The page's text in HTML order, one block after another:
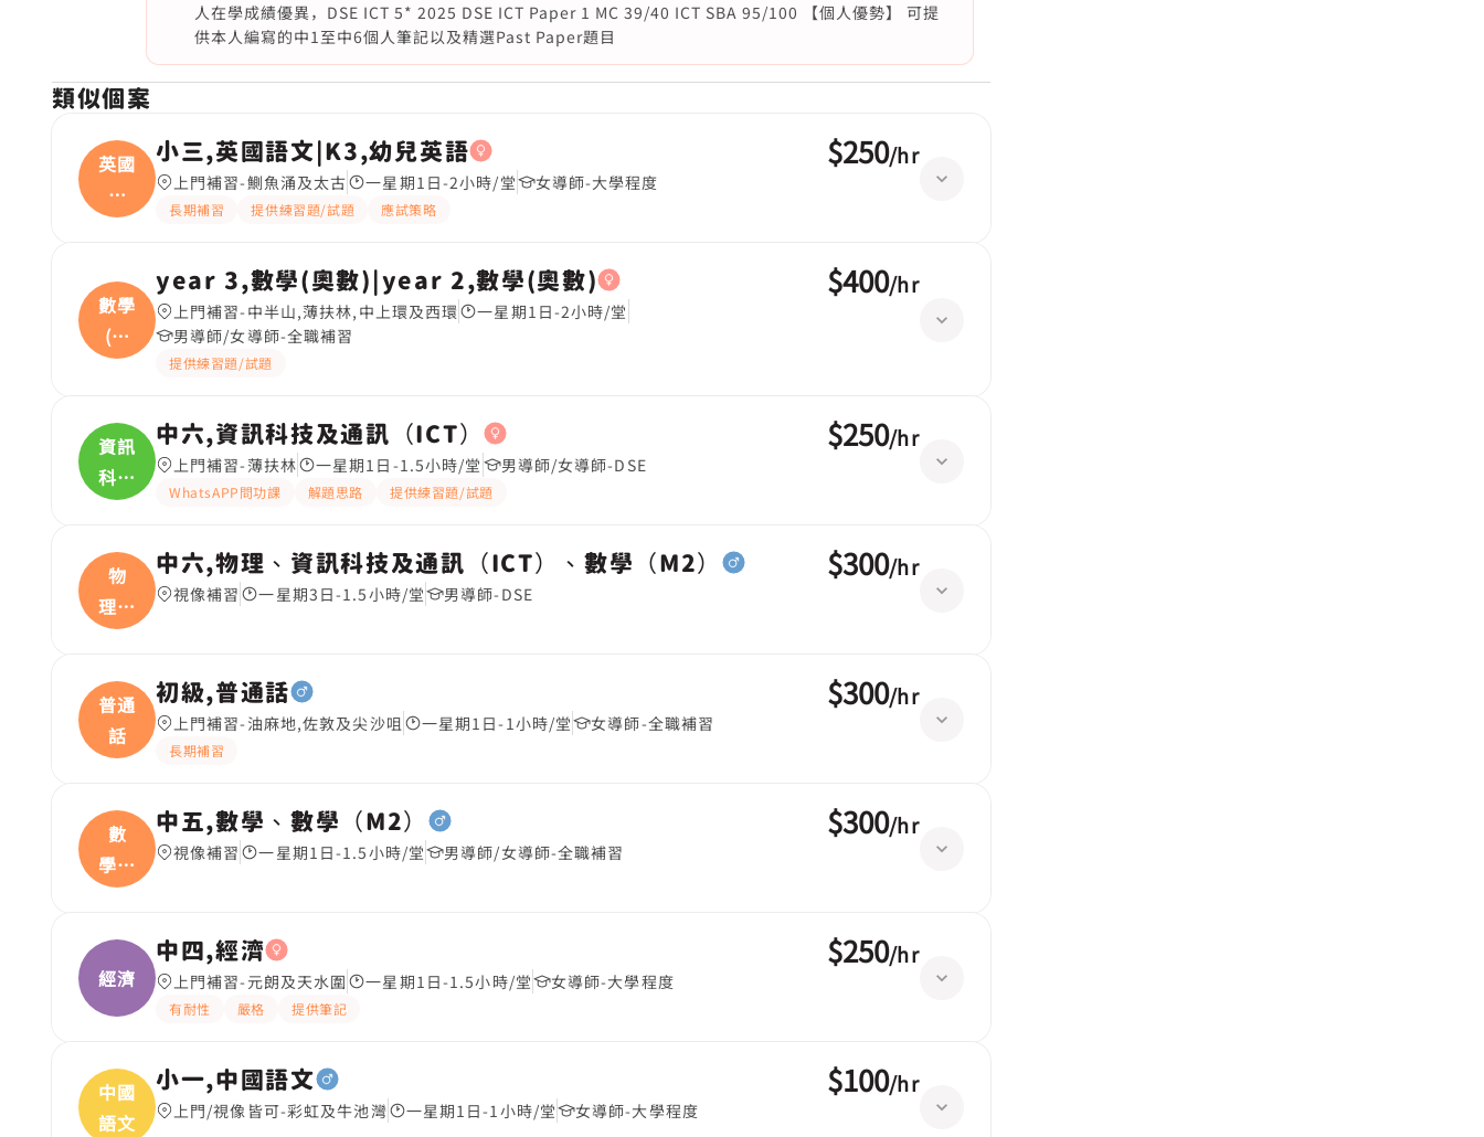
人在學成績優異，DSE ICT 5* 2025 DSE ICT Paper 1 MC 39/40 ICT SBA 95/100 【個人優勢】 可提
供本人編寫的中1至中6個人筆記以及精選Past Paper題目
類似個案
英國
語
文|
小三,英國語文|K3,幼兒英語
上門補習-鰂魚涌及太古 一星期1日-2小時/堂 女導師-大學程度
長期補習 提供練習題/試題 應試策略
$250/hr
數學
(奧
數
year 3,數學(奧數)|year 2,數學(奧數)
上門補習-中半山,薄扶林,中上環及西環
一星期1日-2小時/堂
男導師/女導師-全職補習
提供練習題/試題
$400/hr
資訊
科技
及
中六,資訊科技及通訊（ICT）
上門補習-薄扶林 一星期1日-1.5小時/堂 男導師/女導師-DSE
WhatsAPP問功課 解題思路 提供練習題/試題
$250/hr
物
理、
資訊
中六,物理、資訊科技及通訊（ICT）、數學（M2）
視像補習 一星期3日-1.5小時/堂 男導師-DSE
$300/hr
普通
話
初級,普通話
上門補習-油麻地,佐敦及尖沙咀 一星期1日-1小時/堂 女導師-全職補習
長期補習
$300/hr
數
學、
數學
中五,數學、數學（M2）
視像補習 一星期1日-1.5小時/堂 男導師/女導師-全職補習
$300/hr
經濟
中四,經濟
上門補習-元朗及天水圍 一星期1日-1.5小時/堂 女導師-大學程度
有耐性 嚴格 提供筆記
$250/hr
中國
語文
小一,中國語文
上門/視像皆可-彩虹及牛池灣 一星期1日-1小時/堂 女導師-大學程度
$100/hr